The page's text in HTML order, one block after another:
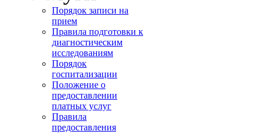
Порядок записи на
прием
Правила подготовки к
диагностическим
исследованиям
Порядок
госпитализации
Положение о
предоставлении
платных услуг
Правила
предоставления